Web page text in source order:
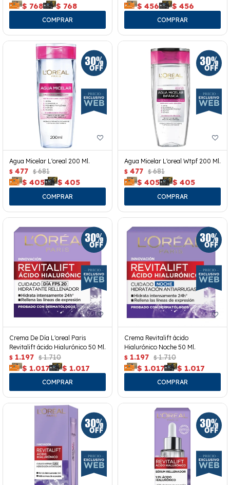
$ 768 $ 768 $ 456 $ 456
Agua Micelar L'oreal 200 Ml.
$ 477 $ 681
$ 405 $ 405
Agua Micelar L'oreal Wtpf 200 Ml.
$ 477 $ 681
$ 405 $ 405
Crema De Día L'oreal Paris
Revitalift ácido Hialurónico 50 Ml.
$ 1.197 $ 1.710
$ 1.017 $ 1.017
Crema Revitalift ácido
Hialurónico Noche 50 Ml.
$ 1.197 $ 1.710
$ 1.017 $ 1.017